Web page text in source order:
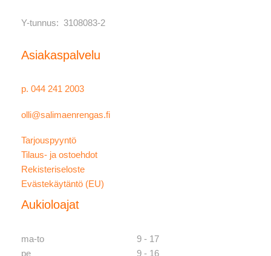
Y-tunnus: 3108083-2
Asiakaspalvelu
p. 044 241 2003
olli@salimaenrengas.fi
Tarjouspyyntö
Tilaus- ja ostoehdot
Rekisteriseloste
Evästekäytäntö (EU)
Aukioloajat
ma-to
9 - 17
pe
9 - 16